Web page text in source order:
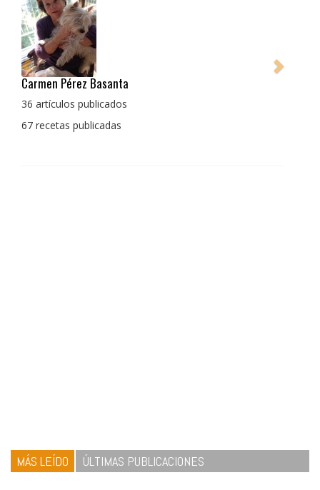
Pedro Manuel Collado Cruz
La cocina para mi es producto bien tratado sin
con un toque diferente